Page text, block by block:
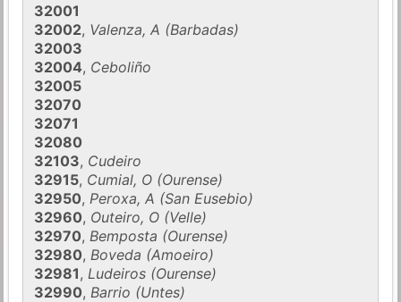
32001
32002, Valenza, A (Barbadas)
32003
32004, Ceboliño
32005
32070
32071
32080
32103, Cudeiro
32915, Cumial, O (Ourense)
32950, Peroxa, A (San Eusebio)
32960, Outeiro, O (Velle)
32970, Bemposta (Ourense)
32980, Boveda (Amoeiro)
32981, Ludeiros (Ourense)
32990, Barrio (Untes)